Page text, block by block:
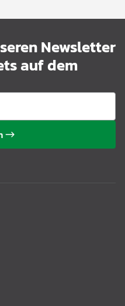
Newsletter
auf dem